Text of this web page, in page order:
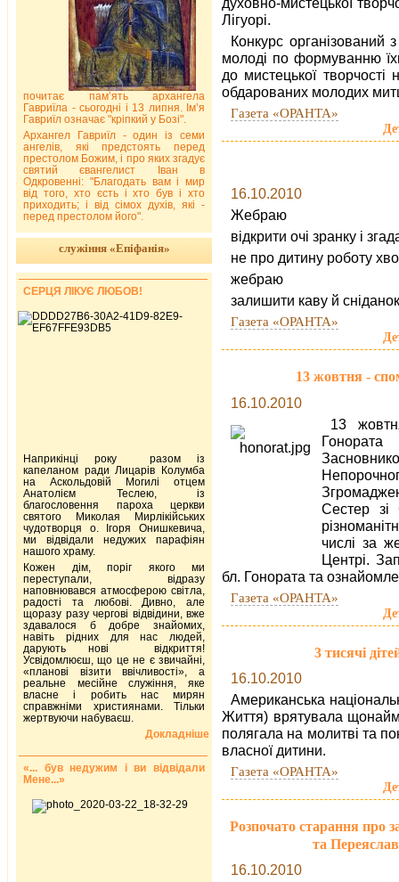
Лігуорі.
Конкурс організований
молоді по формуванню
до мистецької
обдарованих молодих
Газета «ОРАНТА»
16.10.2010
Жебраю
відкрити очі зранку і
не про дитину роботу
жебраю
залишити каву й
Газета «ОРАНТА»
13 жовтня -
16.10.2010
13
Сестер зі
числі за
Центрі.
бл. Гонората та
Газета «ОРАНТА»
3 тисячі
16.10.2010
Американська
Життя) врятувала
полягала на молитві та
власної дитини.
Газета «ОРАНТА»
Розпочато старання про
та
16.10.2010
почитає пам’ять архангела
Гавриїла - сьогодні і 13 липня. Ім’я
Гавриїл означає "кріпкий у Бозі".
Архангел Гавриїл - один із семи
ангелів, які предстоять перед
престолом Божим, і про яких згадує
святий євангелист Іван в
Одкровенні: "Благодать вам і мир
від того, хто єсть і хто був і хто
приходить; і від сімох духів, які -
перед престолом його".
служіння «Епіфанія»
СЕРЦЯ ЛІКУЄ ЛЮБОВ!
Наприкінці року разом із
капеланом ради Лицарів Колумба
на Аскольдовій Могилі отцем
Анатолієм Теслею, із
благословення пароха церкви
святого Миколая Мирлікійських
чудотворця о. Ігоря Онишкевича,
ми відвідали недужих парафіян
нашого храму.
Кожен дім, поріг якого ми
переступали, відразу
наповнювався атмосферою світла,
радості та любові. Дивно, але
щоразу разу чергові відвідини, вже
здавалося б добре знайомих,
навіть рідних для нас людей,
дарують нові відкриття!
Усвідомлюєш, що це не є звичайні,
«планові візити ввічливості», а
реальне месійне служіння, яке
власне і робить нас мирян
справжніми християнами. Тільки
жертвуючи набуваєш.
Докладніше
«... був недужим і ви відвідали
Мене...»